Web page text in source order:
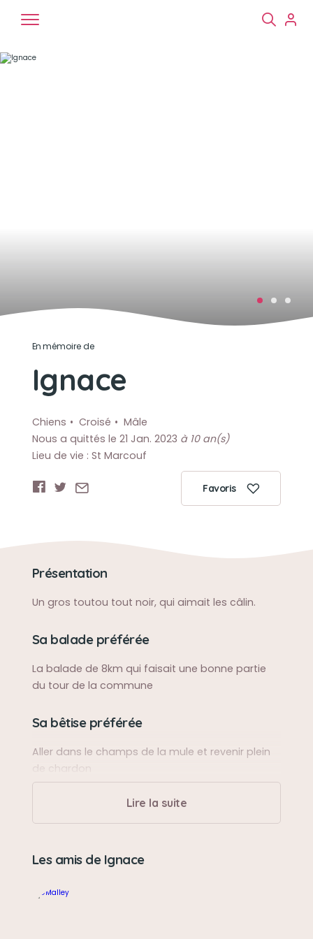
En mémoire de
Ignace
Chiens Croisé
Mâle
Nous a quittés le 21 Jan. 2023 à 10 an(s)
Lieu de vie : St Marcouf
Favoris
Présentation
Un gros toutou tout noir, qui aimait les câlin.
Sa balade préférée
La balade de 8km qui faisait une bonne partie
du tour de la commune
Sa bêtise préférée
Aller dans le champs de la mule et revenir plein
de chardon
Son jouet préféré
Il n'en avait pas
Lire la suite
Les amis de Ignace